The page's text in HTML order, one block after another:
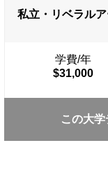
私立・リベラル
学費/年
$31,000
この大